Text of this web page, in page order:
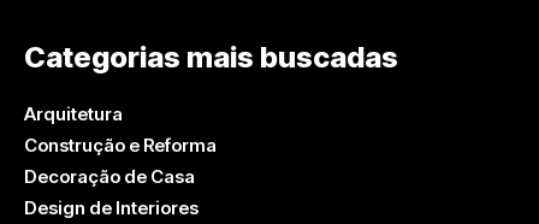
Categorias mais buscadas
Arquitetura
Construção e Reforma
Decoração de Casa
Design de Interiores